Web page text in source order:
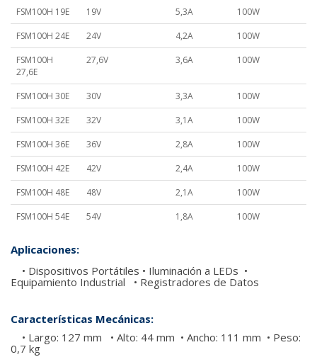
FSM100H 19E
19V 5,3A
100W
FSM100H 24E
24V 4,2A
100W
FSM100H
27,6E
27,6V 3,6A 100W
FSM100H 30E 30V 3,3A
100W
FSM100H 32E
32V 3,1A
100W
FSM100H 36E
36V 2,8A
100W
FSM100H 42E
42V 2,4A
100W
FSM100H 48E
48V 2,1A
100W
FSM100H 54E
54V 1,8A 100W
Aplicaciones:
• Dispositivos Portátiles • Iluminación a LEDs •
Equipamiento Industrial • Registradores de Datos
Características Mecánicas:
• Largo: 127 mm • Alto: 44 mm • Ancho: 111 mm • Peso:
0,7 kg